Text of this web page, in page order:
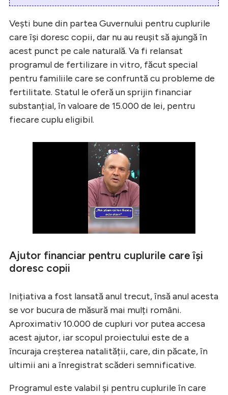
Vești bune din partea Guvernului pentru cuplurile
care își doresc copii, dar nu au reușit să ajungă în
acest punct pe cale naturală. Va fi relansat
programul de fertilizare in vitro, făcut special
pentru familiile care se confruntă cu probleme de
fertilitate. Statul le oferă un sprijin financiar
substanțial, în valoare de 15.000 de lei, pentru
fiecare cuplu eligibil.
Ajutor financiar pentru cuplurile care își
doresc copii
Inițiativa a fost lansată anul trecut, însă anul acesta
se vor bucura de măsură mai mulți români.
Aproximativ 10.000 de cupluri vor putea accesa
acest ajutor, iar scopul proiectului este de a
încuraja creșterea natalității, care, din păcate, în
ultimii ani a înregistrat scăderi semnificative.
Programul este valabil și pentru cuplurile în care